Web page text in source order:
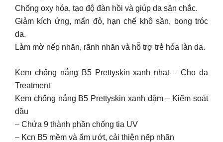
Chống oxy hóa, tạo độ đàn hồi và giúp da săn chắc.
Giảm kích ứng, mẩn đỏ, hạn chế khô sần, bong tróc
da.
Làm mờ nếp nhăn, rãnh nhăn và hỗ trợ trẻ hóa làn da.
Kem chống nắng B5 Prettyskin xanh nhạt – Cho da
Treatment
Kem chống nắng B5 Prettyskin xanh đậm – Kiểm soát
dầu
– Chứa 9 thành phần chống tia UV
– Kcn B5 mềm và ẩm ướt, cải thiện nếp nhăn